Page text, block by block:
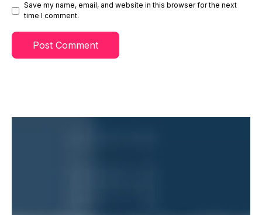
Save my name, email, and website in this browser for the next
time I comment.